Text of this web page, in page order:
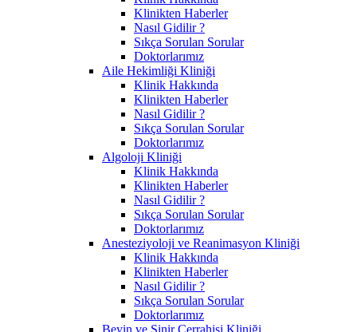
Klinikten Haberler
Nasıl Gidilir ?
Sıkça Sorulan Sorular
Doktorlarımız
Aile Hekimliği Kliniği
Klinik Hakkında
Klinikten Haberler
Nasıl Gidilir ?
Sıkça Sorulan Sorular
Doktorlarımız
Algoloji Kliniği
Klinik Hakkında
Klinikten Haberler
Nasıl Gidilir ?
Sıkça Sorulan Sorular
Doktorlarımız
Anesteziyoloji ve Reanimasyon Kliniği
Klinik Hakkında
Klinikten Haberler
Nasıl Gidilir ?
Sıkça Sorulan Sorular
Doktorlarımız
Beyin ve Sinir Cerrahisi Kliniği